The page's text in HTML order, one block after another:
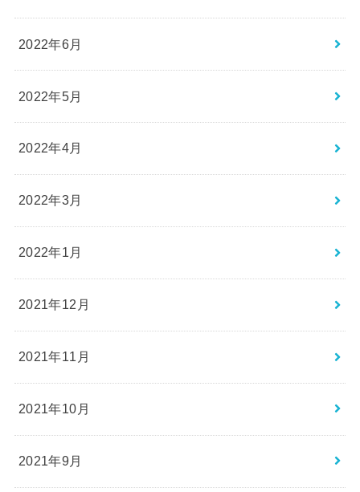
2022年6月
2022年5月
2022年4月
2022年3月
2022年1月
2021年12月
2021年11月
2021年10月
2021年9月